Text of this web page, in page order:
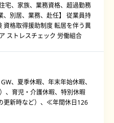
宅、家族、業務資格、超過勤務
、別居、業務、赴任】 従業員持
資格取得援助制度 転居を伴う異
ストレスチェック 労働組合
、夏季休暇、年末年始休暇、
、育児・介護休暇、特別休暇
更新時など）、≪年間休日126